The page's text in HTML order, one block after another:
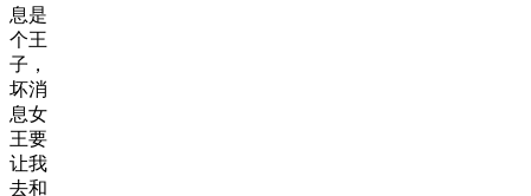
息是
个王
子，
坏消
息女
王要
让我
去和